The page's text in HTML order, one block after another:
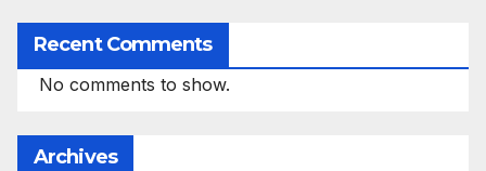
Recent Comments
No comments to show.
Archives